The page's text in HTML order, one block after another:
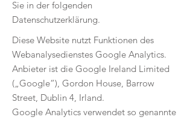
Sie in der folgenden
Datenschutzerklärung.
Diese Website nutzt Funktionen des
Webanalysedienstes Google Analytics.
Anbieter ist die Google Ireland Limited
(„Google“), Gordon House, Barrow
Street, Dublin 4, Irland.
Google Analytics verwendet so genannte